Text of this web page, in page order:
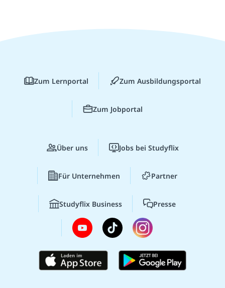
Zum Lernportal Zum Ausbildungsportal
Zum Jobportal
Über uns Jobs bei Studyflix
Für Unternehmen Partner
Studyflix Business Presse